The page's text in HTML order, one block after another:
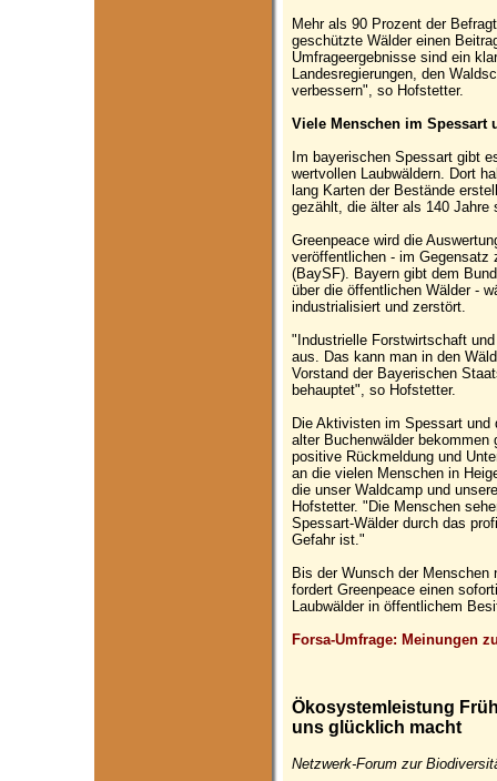
Mehr als 90 Prozent der
geschützte Wälder einen
Umfrageergebnisse sind ein
Landesregierungen, den
verbessern", so Hofstetter.
Viele Menschen im Spessart
Im bayerischen Spessart gibt
wertvollen Laubwäldern. Dort
lang Karten der Bestände
gezählt, die älter als 140 Jahre
Greenpeace wird die
veröffentlichen - im Gegensatz
(BaySF). Bayern gibt dem
über die öffentlichen Wälder -
industrialisiert und zerstört.
"Industrielle Forstwirtschaft
aus. Das kann man in den
Vorstand der Bayerischen
behauptet", so Hofstetter.
Die Aktivisten im Spessart und
alter Buchenwälder bekommen
positive Rückmeldung und
an die vielen Menschen in
die unser Waldcamp und
Hofstetter. "Die Menschen
Spessart-Wälder durch das
Gefahr ist."
Bis der Wunsch der
fordert Greenpeace einen
Laubwälder in öffentlichem
Forsa-Umfrage: Meinungen
Ökosystemleistung
uns glücklich macht
Netzwerk-Forum zur